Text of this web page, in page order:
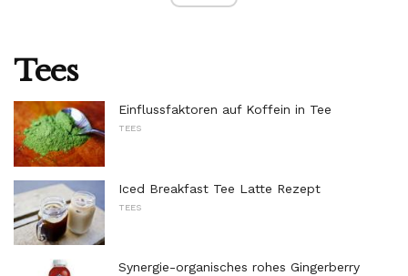
Tees
Einflussfaktoren auf Koffein in Tee
TEES
Iced Breakfast Tee Latte Rezept
TEES
Synergie-organisches rohes Gingerberry